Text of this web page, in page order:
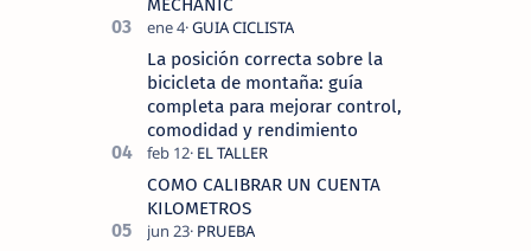
MECHANIC
La posición correcta sobre la
bicicleta de montaña: guía
completa para mejorar control,
comodidad y rendimiento
COMO CALIBRAR UN CUENTA
KILOMETROS